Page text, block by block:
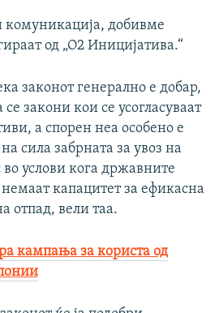
комуникација, добивме
од „О2 Иницијатива.“
законот генерално е добар,
се закони кои се усогласуваат
а спорен неа особено е
сила забрната за увоз на
услoви кога државните
капацитет за ефикасна
отпад, вели таа.
кампања за користа од